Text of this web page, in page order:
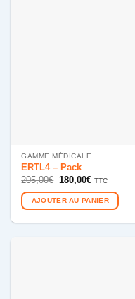
GAMME MÉDICALE
ERTL4 – Pack
205,00€ Le
initial
était :
205,00€.
180,00€Le
actuel
est :
180,00€.
TTC
AJOUTER AU PANIER